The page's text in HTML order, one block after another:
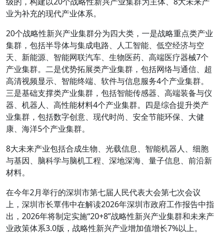
业为补充的现代产业体系。
20个战略性新兴产业集群分为四大类，一是战略重点类产业
集群，包括半导体与集成电路、人工智能、低空经济与空
天、新能源、智能网联汽车、生物医药、高端医疗器械7个
产业集群。二是优势拓展类产业集群，包括网络与通信、超
高清视频显示、智能终端、软件与信息服务4个产业集群。
三是基础支撑类产业集群，包括智能传感器、高端装备与仪
器、机器人、高性能材料4个产业集群。四是综合提升类产
业集群，包括数字创意、现代时尚、安全节能环保、大健
康、海洋5个产业集群。
8大未来产业包括合成生物、光载信息、智能机器人、细胞
与基因、脑科学与脑机工程、深地深海、量子信息、前沿新
材料。
在今年2月举行的深圳市第七届人民代表大会第七次会议
上，深圳市长覃伟中在解读2026年深圳市政府工作报告中指
出，2026年将制定实施“20+8”战略性新兴产业集群和未来产
业政策体系3.0版，战略性新兴产业增加值增长7%以上。